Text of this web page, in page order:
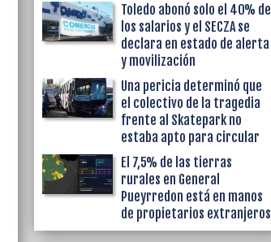
Toledo abonó solo el 40% de
los salarios y el SECZA se
declara en estado de alerta
y movilización
Una pericia determinó que
el colectivo de la tragedia
frente al Skatepark no
estaba apto para circular
El 7,5% de las tierras
rurales en General
Pueyrredon está en manos
de propietarios extranjeros